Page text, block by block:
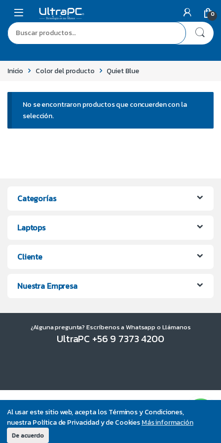
Al usar este sitio web, acepta los Términos y Condiciones,
nuestra Política de Privacidad y de CookiesMás información
De acuerdo
0
Inicio Color del producto Quiet Blue
No se encontraron productos que concuerden con la
selección.
Categorías
Laptops
Cliente
Nuestra Empresa
¿Alguna pregunta? Escríbenos a Whatsapp o Llámanos
UltraPC +56 9 7373 4200